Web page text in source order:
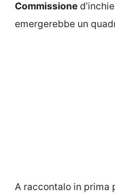
Commissione
emergerebbe un
A raccontalo in prima